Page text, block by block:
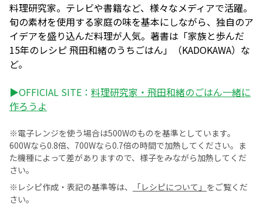
料理研究家。テレビや書籍など、様々なメディアで活躍。
旬の素材を使用する家庭の味を基本にしながら、独自のア
イデアを盛り込んだ料理が人気。著書は「家族と歩んだ
15年のレシピ 飛田和緒のうちごはん」（KADOKAWA）な
ど。
▶OFFICIAL SITE： 料理研究家・飛田和緒のごはん一緒に
作ろうよ
※電子レンジを使う場合は500Wのものを基準としています。
600Wなら0.8倍、700Wなら0.7倍の時間で加熱してください。ま
た機種によって差がありますので、様子をみながら加熱してくだ
さい。
※レシピ作成・表記の基準等は、
「レシピについて」 をご覧くだ
さい。